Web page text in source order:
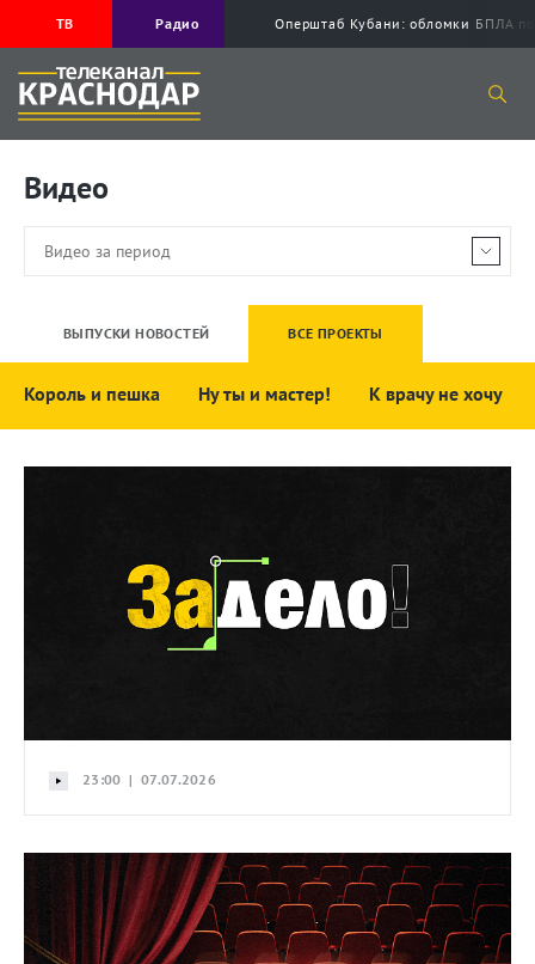
ТВ Радио Оперштаб Кубани: обломки БПЛА
Видео
ВЫПУСКИ НОВОСТЕЙ ВСЕ ПРОЕКТЫ
Король и пешка Ну ты и мастер! К врачу не хочу
23:00 | 07.07.2026